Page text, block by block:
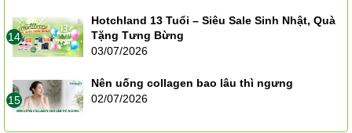
14
Hotchland 13 Tuổi – Siêu Sale Sinh Nhật, Quà
Tặng Tưng Bừng
03/07/2026
15
Nên uống collagen bao lâu thì ngưng
02/07/2026